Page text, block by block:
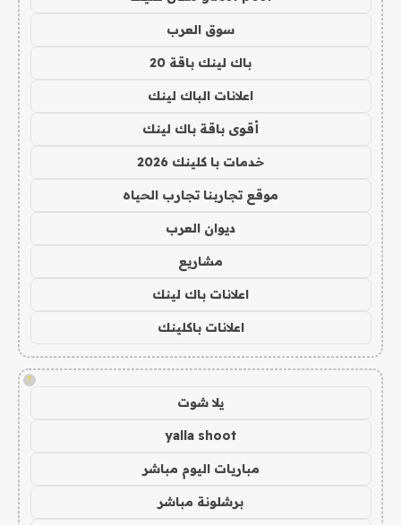
سوق العرب
باك لينك باقة 20
اعلانات الباك لينك
أقوى باقة باك لينك
خدمات با كلينك 2026
موقع تجاربنا تجارب الحياه
ديوان العرب
مشاريع
اعلانات باك لينك
اعلانات باكلينك
!
يلا شوت
yalla shoot
مباريات اليوم مباشر
برشلونة مباشر